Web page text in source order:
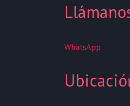
WhatsApp